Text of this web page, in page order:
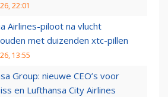
22:01
Airlines-piloot na vlucht
met duizenden xtc-pillen
13:55
Group: nieuwe CEO’s voor
en Lufthansa City Airlines